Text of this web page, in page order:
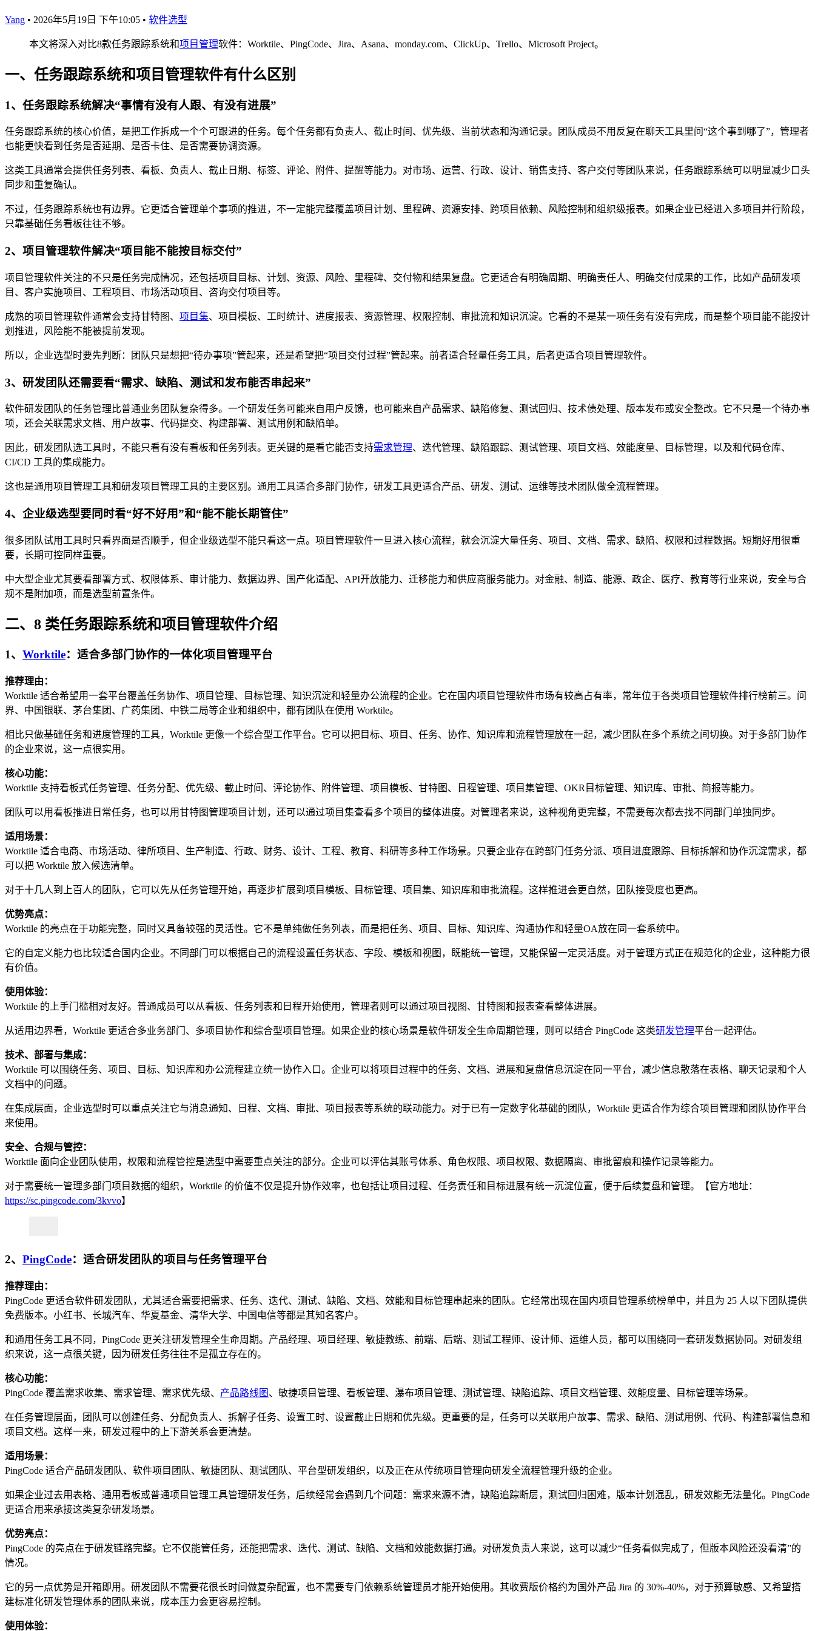
Yang • 2026年5月19日 下午10:05 • 软件选型
本文将深入对比8款任务跟踪系统和项目管理软件：Worktile、PingCode、Jira、Asana、monday.com、ClickUp、Trello、Microsoft Project。
一、任务跟踪系统和项目管理软件有什么区别
1、任务跟踪系统解决“事情有没有人跟、有没有进展”
任务跟踪系统的核心价值，是把工作拆成一个个可跟进的任务。每个任务都有负责人、截止时间、优先级、当前状态和沟通记录。团队成员不用反复在聊天工具里问“这个事到哪了”，管理者
也能更快看到任务是否延期、是否卡住、是否需要协调资源。
这类工具通常会提供任务列表、看板、负责人、截止日期、标签、评论、附件、提醒等能力。对市场、运营、行政、设计、销售支持、客户交付等团队来说，任务跟踪系统可以明显减少口头
同步和重复确认。
不过，任务跟踪系统也有边界。它更适合管理单个事项的推进，不一定能完整覆盖项目计划、里程碑、资源安排、跨项目依赖、风险控制和组织级报表。如果企业已经进入多项目并行阶段，
只靠基础任务看板往往不够。
2、项目管理软件解决“项目能不能按目标交付”
项目管理软件关注的不只是任务完成情况，还包括项目目标、计划、资源、风险、里程碑、交付物和结果复盘。它更适合有明确周期、明确责任人、明确交付成果的工作，比如产品研发项
目、客户实施项目、工程项目、市场活动项目、咨询交付项目等。
成熟的项目管理软件通常会支持甘特图、 项目集、项目模板、工时统计、进度报表、资源管理、权限控制、审批流和知识沉淀。它看的不是某一项任务有没有完成，而是整个项目能不能按计
划推进，风险能不能被提前发现。
所以，企业选型时要先判断：团队只是想把“待办事项”管起来，还是希望把“项目交付过程”管起来。前者适合轻量任务工具，后者更适合项目管理软件。
3、研发团队还需要看“需求、缺陷、测试和发布能否串起来”
软件研发团队的任务管理比普通业务团队复杂得多。一个研发任务可能来自用户反馈，也可能来自产品需求、缺陷修复、测试回归、技术债处理、版本发布或安全整改。它不只是一个待办事
项，还会关联需求文档、用户故事、代码提交、构建部署、测试用例和缺陷单。
因此，研发团队选工具时，不能只看有没有看板和任务列表。更关键的是看它能否支持需求管理、迭代管理、缺陷跟踪、测试管理、项目文档、效能度量、目标管理，以及和代码仓库、
CI/CD 工具的集成能力。
这也是通用项目管理工具和研发项目管理工具的主要区别。通用工具适合多部门协作，研发工具更适合产品、研发、测试、运维等技术团队做全流程管理。
4、企业级选型要同时看“好不好用”和“能不能长期管住”
很多团队试用工具时只看界面是否顺手，但企业级选型不能只看这一点。项目管理软件一旦进入核心流程，就会沉淀大量任务、项目、文档、需求、缺陷、权限和过程数据。短期好用很重
要，长期可控同样重要。
中大型企业尤其要看部署方式、权限体系、审计能力、数据边界、国产化适配、API开放能力、迁移能力和供应商服务能力。对金融、制造、能源、政企、医疗、教育等行业来说，安全与合
规不是附加项，而是选型前置条件。
二、8 类任务跟踪系统和项目管理软件介绍
1、 Worktile：适合多部门协作的一体化项目管理平台
推荐理由：
Worktile 适合希望用一套平台覆盖任务协作、项目管理、目标管理、知识沉淀和轻量办公流程的企业。它在国内项目管理软件市场有较高占有率，常年位于各类项目管理软件排行榜前三。问
界、中国银联、茅台集团、广药集团、中铁二局等企业和组织中，都有团队在使用 Worktile。
相比只做基础任务和进度管理的工具，Worktile 更像一个综合型工作平台。它可以把目标、项目、任务、协作、知识库和流程管理放在一起，减少团队在多个系统之间切换。对于多部门协作
的企业来说，这一点很实用。
核心功能：
Worktile 支持看板式任务管理、任务分配、优先级、截止时间、评论协作、附件管理、项目模板、甘特图、日程管理、项目集管理、OKR目标管理、知识库、审批、简报等能力。
团队可以用看板推进日常任务，也可以用甘特图管理项目计划，还可以通过项目集查看多个项目的整体进度。对管理者来说，这种视角更完整，不需要每次都去找不同部门单独同步。
适用场景：
Worktile 适合电商、市场活动、律所项目、生产制造、行政、财务、设计、工程、教育、科研等多种工作场景。只要企业存在跨部门任务分派、项目进度跟踪、目标拆解和协作沉淀需求，都
可以把 Worktile 放入候选清单。
对于十几人到上百人的团队，它可以先从任务管理开始，再逐步扩展到项目模板、目标管理、项目集、知识库和审批流程。这样推进会更自然，团队接受度也更高。
优势亮点：
Worktile 的亮点在于功能完整，同时又具备较强的灵活性。它不是单纯做任务列表，而是把任务、项目、目标、知识库、沟通协作和轻量OA放在同一套系统中。
它的自定义能力也比较适合国内企业。不同部门可以根据自己的流程设置任务状态、字段、模板和视图，既能统一管理，又能保留一定灵活度。对于管理方式正在规范化的企业，这种能力很
有价值。
使用体验：
Worktile 的上手门槛相对友好。普通成员可以从看板、任务列表和日程开始使用，管理者则可以通过项目视图、甘特图和报表查看整体进展。
从适用边界看，Worktile 更适合多业务部门、多项目协作和综合型项目管理。如果企业的核心场景是软件研发全生命周期管理，则可以结合 PingCode 这类研发管理平台一起评估。
技术、部署与集成：
Worktile 可以围绕任务、项目、目标、知识库和办公流程建立统一协作入口。企业可以将项目过程中的任务、文档、进展和复盘信息沉淀在同一平台，减少信息散落在表格、聊天记录和个人
文档中的问题。
在集成层面，企业选型时可以重点关注它与消息通知、日程、文档、审批、项目报表等系统的联动能力。对于已有一定数字化基础的团队，Worktile 更适合作为综合项目管理和团队协作平台
来使用。
安全、合规与管控：
Worktile 面向企业团队使用，权限和流程管控是选型中需要重点关注的部分。企业可以评估其账号体系、角色权限、项目权限、数据隔离、审批留痕和操作记录等能力。
对于需要统一管理多部门项目数据的组织，Worktile 的价值不仅是提升协作效率，也包括让项目过程、任务责任和目标进展有统一沉淀位置，便于后续复盘和管理。【官方地址：
https://sc.pingcode.com/3kvvo】
2、 PingCode：适合研发团队的项目与任务管理平台
推荐理由：
PingCode 更适合软件研发团队，尤其适合需要把需求、任务、迭代、测试、缺陷、文档、效能和目标管理串起来的团队。它经常出现在国内项目管理系统榜单中，并且为 25 人以下团队提供
免费版本。小红书、长城汽车、华夏基金、清华大学、中国电信等都是其知名客户。
和通用任务工具不同，PingCode 更关注研发管理全生命周期。产品经理、项目经理、敏捷教练、前端、后端、测试工程师、设计师、运维人员，都可以围绕同一套研发数据协同。对研发组
织来说，这一点很关键，因为研发任务往往不是孤立存在的。
核心功能：
PingCode 覆盖需求收集、需求管理、需求优先级、 产品路线图 、敏捷项目管理、看板管理、瀑布项目管理、测试管理、缺陷追踪、项目文档管理、效能度量、目标管理等场景。
在任务管理层面，团队可以创建任务、分配负责人、拆解子任务、设置工时、设置截止日期和优先级。更重要的是，任务可以关联用户故事、需求、缺陷、测试用例、代码、构建部署信息和
项目文档。这样一来，研发过程中的上下游关系会更清楚。
适用场景：
PingCode 适合产品研发团队、软件项目团队、敏捷团队、测试团队、平台型研发组织，以及正在从传统项目管理向研发全流程管理升级的企业。
如果企业过去用表格、通用看板或普通项目管理工具管理研发任务，后续经常会遇到几个问题：需求来源不清，缺陷追踪断层，测试回归困难，版本计划混乱，研发效能无法量化。PingCode
更适合用来承接这类复杂研发场景。
优势亮点：
PingCode 的亮点在于研发链路完整。它不仅能管任务，还能把需求、迭代、测试、缺陷、文档和效能数据打通。对研发负责人来说，这可以减少“任务看似完成了，但版本风险还没看清”的
情况。
它的另一点优势是开箱即用。研发团队不需要花很长时间做复杂配置，也不需要专门依赖系统管理员才能开始使用。其收费版价格约为国外产品 Jira 的 30%-40%，对于预算敏感、又希望搭
建标准化研发管理体系的团队来说，成本压力会更容易控制。
使用体验：